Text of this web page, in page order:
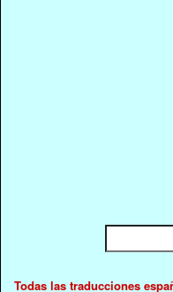
Todas las traducciones